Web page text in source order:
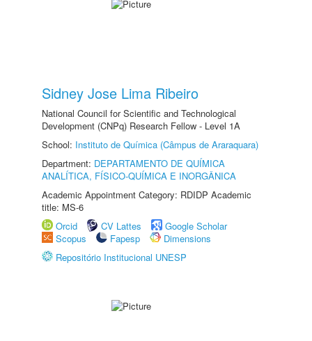
Sidney Jose Lima Ribeiro
National Council for Scientific and Technological
Development (CNPq) Research Fellow - Level 1A
School: Instituto de Química (Câmpus de Araraquara)
Department: DEPARTAMENTO DE QUÍMICA
ANALÍTICA, FÍSICO-QUÍMICA E INORGÂNICA
Academic Appointment Category: RDIDP Academic
title: MS-6
Orcid
CV Lattes
Google Scholar
Scopus
Fapesp
Dimensions
Repositório Institucional UNESP